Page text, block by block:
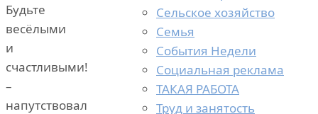
Будьте
весёлыми
и
счастливыми!
–
напутствовал
Сельское хозяйство
Семья
События Недели
Социальная реклама
ТАКАЯ РАБОТА
Труд и занятость